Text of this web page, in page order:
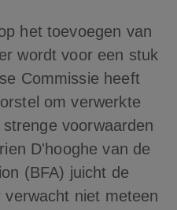
het toevoegen van
wordt voor een stuk
Commissie heeft
om verwerkte
voorwaarden
D'hooghe van de
(BFA) juicht de
niet meteen